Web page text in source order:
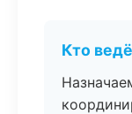
Кто